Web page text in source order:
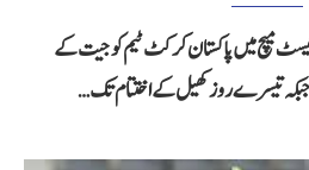
میچ میں پاکستان کرکٹ ٹیم کو جیت کے